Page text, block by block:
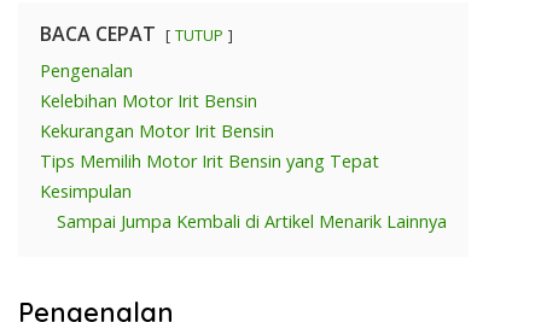
BACA CEPAT TUTUP
Pengenalan
Kelebihan Motor Irit Bensin
Kekurangan Motor Irit Bensin
Tips Memilih Motor Irit Bensin yang Tepat
Kesimpulan
Sampai Jumpa Kembali di Artikel Menarik Lainnya
Pengenalan